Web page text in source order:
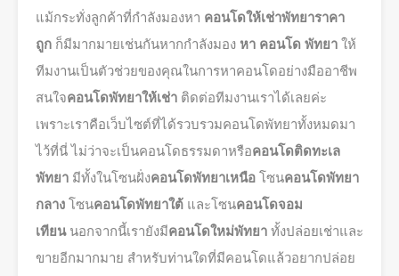
แม้กระทั่งลูกค้าที่กำลังมองหา คอนโดให้เช่าพัทยาราคา
ถูก ก็มีมากมายเช่นกันหากกำลังมอง หา คอนโด พัทยา ให้
ทีมงานเป็นตัวช่วยของคุณในการหาคอนโดอย่างมืออาชีพ
สนใจคอนโดพัทยาให้เช่า ติดต่อทีมงานเราได้เลยค่ะ
เพราะเราคือเว็บไซต์ที่ได้รวบรวมคอนโดพัทยาทั้งหมดมา
ไว้ที่นี่ ไม่ว่าจะเป็นคอนโดธรรมดาหรือคอนโดติดทะเล
พัทยา มีทั้งในโซนฝั่งคอนโดพัทยาเหนือ โซนคอนโดพัทยา
กลาง โซนคอนโดพัทยาใต้ และโซนคอนโดจอม
เทียน นอกจากนี้เรายังมีคอนโดใหม่พัทยา ทั้งปล่อยเช่าและ
ขายอีกมากมาย สำหรับท่านใดที่มีคอนโดแล้วอยากปล่อย